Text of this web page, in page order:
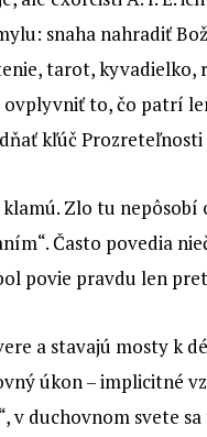
snaha nahradiť
tarot, kyvadielko,
to, čo patrí
kľúč
Zlo tu
Často povedia
povie pravdu len
a stavajú mosty k
úkon – implicitné
v duchovnom svete